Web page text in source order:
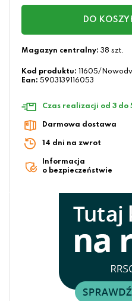
DO
Magazyn centralny: 38 szt.
Kod produktu:
11605/
Ean: 5903139116053
Czas realizacji od 3 do
Darmowa dostawa
14 dni na zwrot
Informacja
o bezpieczeństwie